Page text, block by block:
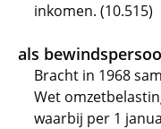
inkomen. (10.515)
als
Bracht in 1968
Wet
waarbij per 1